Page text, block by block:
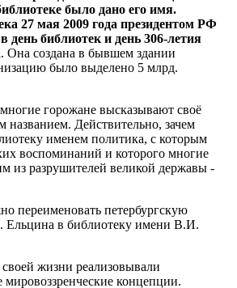
было дано его имя.
27 мая 2009 года президентом РФ
библиотек и день 306-летия
. Она создана в бывшем здании
было выделено 5 млрд.
горожане высказывают своё
названием. Действительно, зачем
именем политика, с которым
воспоминаний и которого многие
из разрушителей великой державы -
переименовать петербургскую
Ельцина в библиотеку имени В.И.
жизни реализовывали
концепции.